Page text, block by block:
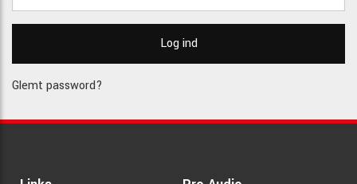
Glemt password?